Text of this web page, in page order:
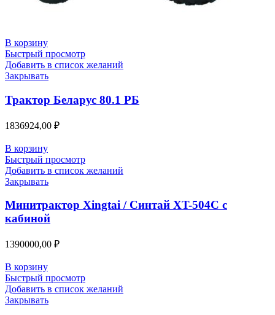
В корзину
Быстрый просмотр
Добавить в список желаний
Закрывать
Трактор Беларус 80.1 РБ
1836924,00 ₽
В корзину
Быстрый просмотр
Добавить в список желаний
Закрывать
Минитрактор Xingtai / Синтай XT-504С с
кабиной
1390000,00 ₽
В корзину
Быстрый просмотр
Добавить в список желаний
Закрывать